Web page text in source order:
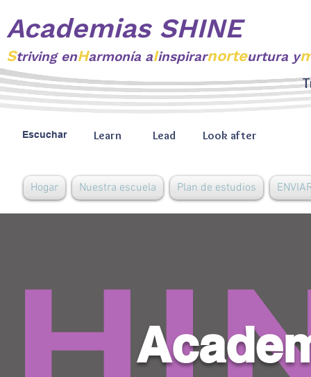
Academias SHINE
Striving enHarmonía aIinspirarnorteurtura y
Escuchar Learn Lead Look after
Hogar Nuestra escuela Plan de estudios